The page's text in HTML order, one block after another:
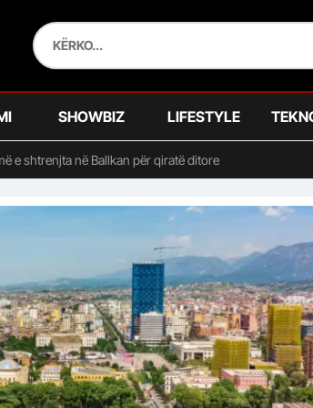
SHOWBIZ LIFESTYLE
e shtrenjta në Ballkan për qiratë ditore